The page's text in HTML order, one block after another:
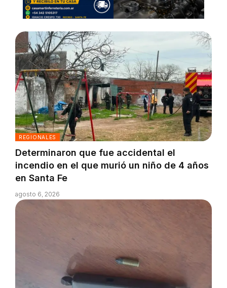
REGIONALES
Determinaron que fue accidental el
incendio en el que murió un niño de 4 años
en Santa Fe
agosto 6, 2026